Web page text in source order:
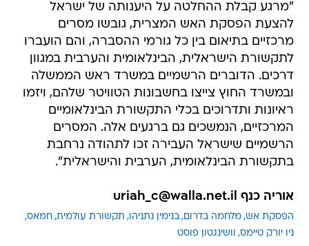
"מרגע קבלת ההחלטה על היענותה של ישראל
להצעת הפסקת האש המצרית, גובשו מסרים
מרכזיים בתיאום בין כל גורמי ההסברה, והם הועברו
לתקשורת הישראלית, הבינלאומית והערבית במגוון
דרכים. הדוברים הרשמיים במשרד ראש הממשלה
ובמשרד החוץ צייצו בחשבונות הטוויטר שלהם, ויזמו
ראיונות ותדרוכים בכלי התקשורת הבינלאומיים
המרכזיים, הנמשכים גם ברגעים אלה. המסרים
הרשמיים שישראל העבירה זכו לתהודה נרחבת
בתקשורת הבינלאומית, הערבית והישראלית".
אוריה כנף uriah_c@walla.net.il
הפסקת אש מלחמה בדרום בנימין נתניהו תקשורת עולמית חמאס
ניו יורק טיימס
וושינגטון פוסט